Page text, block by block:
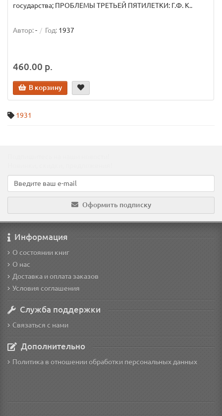
государства; ПРОБЛЕМЫ ТРЕТЬЕЙ ПЯТИЛЕТКИ: Г.Ф. К..
Автор:- Год: 1937
460.00 р.
В корзину
1931
Оформить подписку
Информация
О состоянии книг
О нас
Доставка и оплата заказов
Условия соглашения
Служба поддержки
Связаться с нами
Дополнительно
Политика в отношении обработки персональных данных